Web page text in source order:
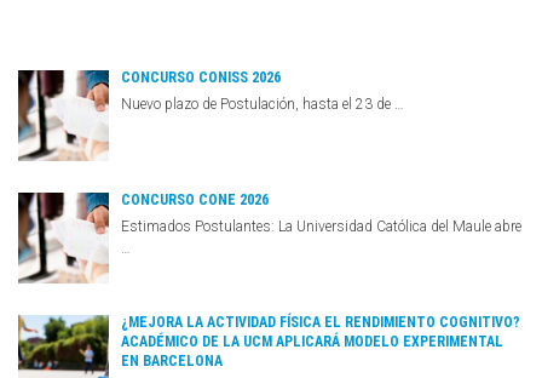
CONCURSO CONISS 2026
Nuevo plazo de Postulación, hasta el 23 de …
CONCURSO CONE 2026
Estimados Postulantes: La Universidad Católica del Maule abre
…
¿MEJORA LA ACTIVIDAD FÍSICA EL RENDIMIENTO COGNITIVO?
ACADÉMICO DE LA UCM APLICARÁ MODELO EXPERIMENTAL
EN BARCELONA